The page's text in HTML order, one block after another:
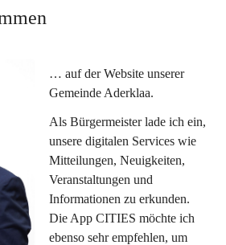
… auf der Website unserer
Gemeinde Aderklaa.
Als Bürgermeister lade ich ein,
unsere digitalen Services wie
Mitteilungen, Neuigkeiten,
Veranstaltungen und
Informationen zu erkunden.
Die App CITIES möchte ich
ebenso sehr empfehlen, um